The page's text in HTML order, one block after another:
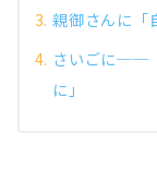
親御さんに「
さいごに──
に」